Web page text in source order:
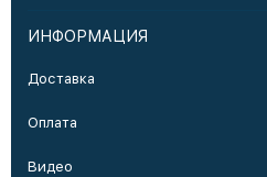
ИНФОРМАЦИЯ
Доставка
Оплата
Видео